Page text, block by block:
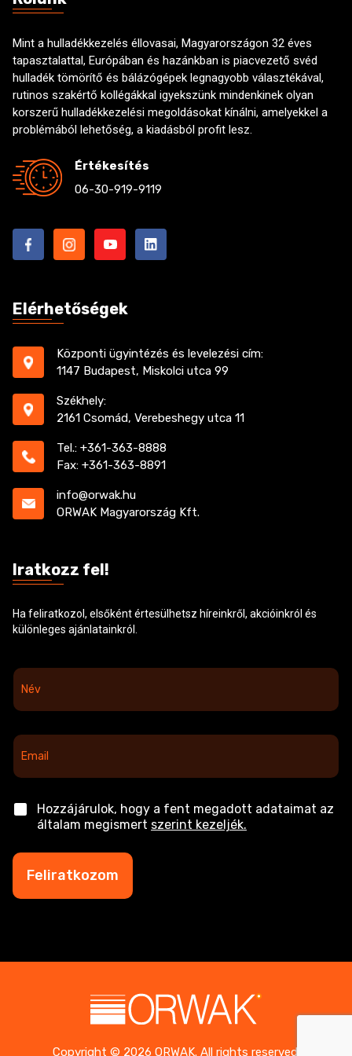
Mint a hulladékkezelés éllovasai, Magyarországon 32 éves
tapasztalattal, Európában és hazánkban is piacvezető svéd
hulladék tömörítő és bálázógépek legnagyobb választékával,
rutinos szakértő kollégákkal igyekszünk mindenkinek olyan
korszerű hulladékkezelési megoldásokat kínálni, amelyekkel a
problémából lehetőség, a kiadásból profit lesz.
Értékesítés
06-30-919-9119
Elérhetőségek
Központi ügyintézés és levelezési cím:
1147 Budapest, Miskolci utca 99
Székhely:
2161 Csomád, Verebeshegy utca 11
Tel.: +361-363-8888
Fax: +361-363-8891
info@orwak.hu
ORWAK Magyarország Kft.
Iratkozz fel!
Ha feliratkozol, elsőként értesülhetsz híreinkről, akcióinkról és
különleges ajánlatainkról.
N
v
E
m
a
l
*
C
c
o
Hozzájárulok, hogy a fent megadott adataimat az
általam megismert szerint kezeljék.
Feliratkozom
Copyright © 2026 ORWAK. All rights reserved.